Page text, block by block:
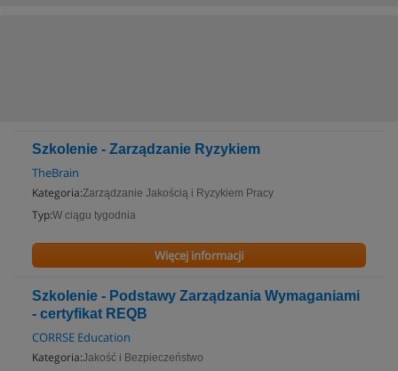
Szkolenie - Zarządzanie Ryzykiem
TheBrain
Kategoria:Zarządzanie Jakością i Ryzykiem Pracy
Typ:W ciągu tygodnia
Więcej informacji
Szkolenie - Podstawy Zarządzania Wymaganiami
- certyfikat REQB
CORRSE Education
Kategoria:Jakość i Bezpieczeństwo